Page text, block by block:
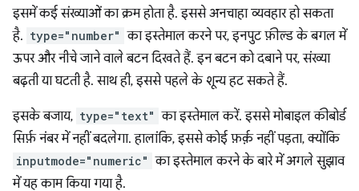
इसमें कई संख्याओं का क्रम होता है. इससे अनचाहा व्यवहार हो सकता
है. type="number" का इस्तेमाल करने पर, इनपुट फ़ील्ड के बगल में
ऊपर और नीचे जाने वाले बटन दिखते हैं. इन बटन को दबाने पर, संख्या
बढ़ती या घटती है. साथ ही, इससे पहले के शून्य हट सकते हैं.
इसके बजाय, type="text" का इस्तेमाल करें. इससे मोबाइल कीबोर्ड
सिर्फ़ नंबर में नहीं बदलेगा. हालांकि, इससे कोई फ़र्क़ नहीं पड़ता, क्योंकि
inputmode="numeric" का इस्तेमाल करने के बारे में अगले सुझाव
में यह काम किया गया है.